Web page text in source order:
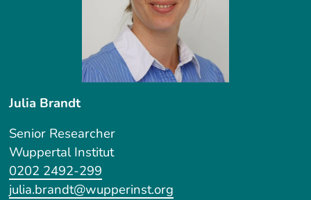
Julia Brandt
Senior Researcher
Wuppertal Institut
0202 2492-299
julia.brandt@wupperinst.org